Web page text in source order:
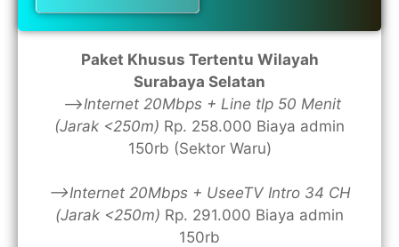
Paket Khusus Tertentu Wilayah
Surabaya Selatan
—>Internet 20Mbps + Line tlp 50 Menit
(Jarak <250m) Rp. 258.000 Biaya admin
150rb (Sektor Waru)
—>Internet 20Mbps + UseeTV Intro 34 CH
(Jarak <250m) Rp. 291.000 Biaya admin
150rb